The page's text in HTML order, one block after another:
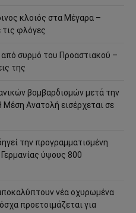
κλοιός στα Μέγαρα –
τις φλόγες
συρμό του Προαστιακού –
της
βομβαρδισμών μετά την
Μέση Ανατολή εισέρχεται σε
την προγραμματισμένη
ύψους 800
νέα οχυρωμένα
προετοιμάζεται για